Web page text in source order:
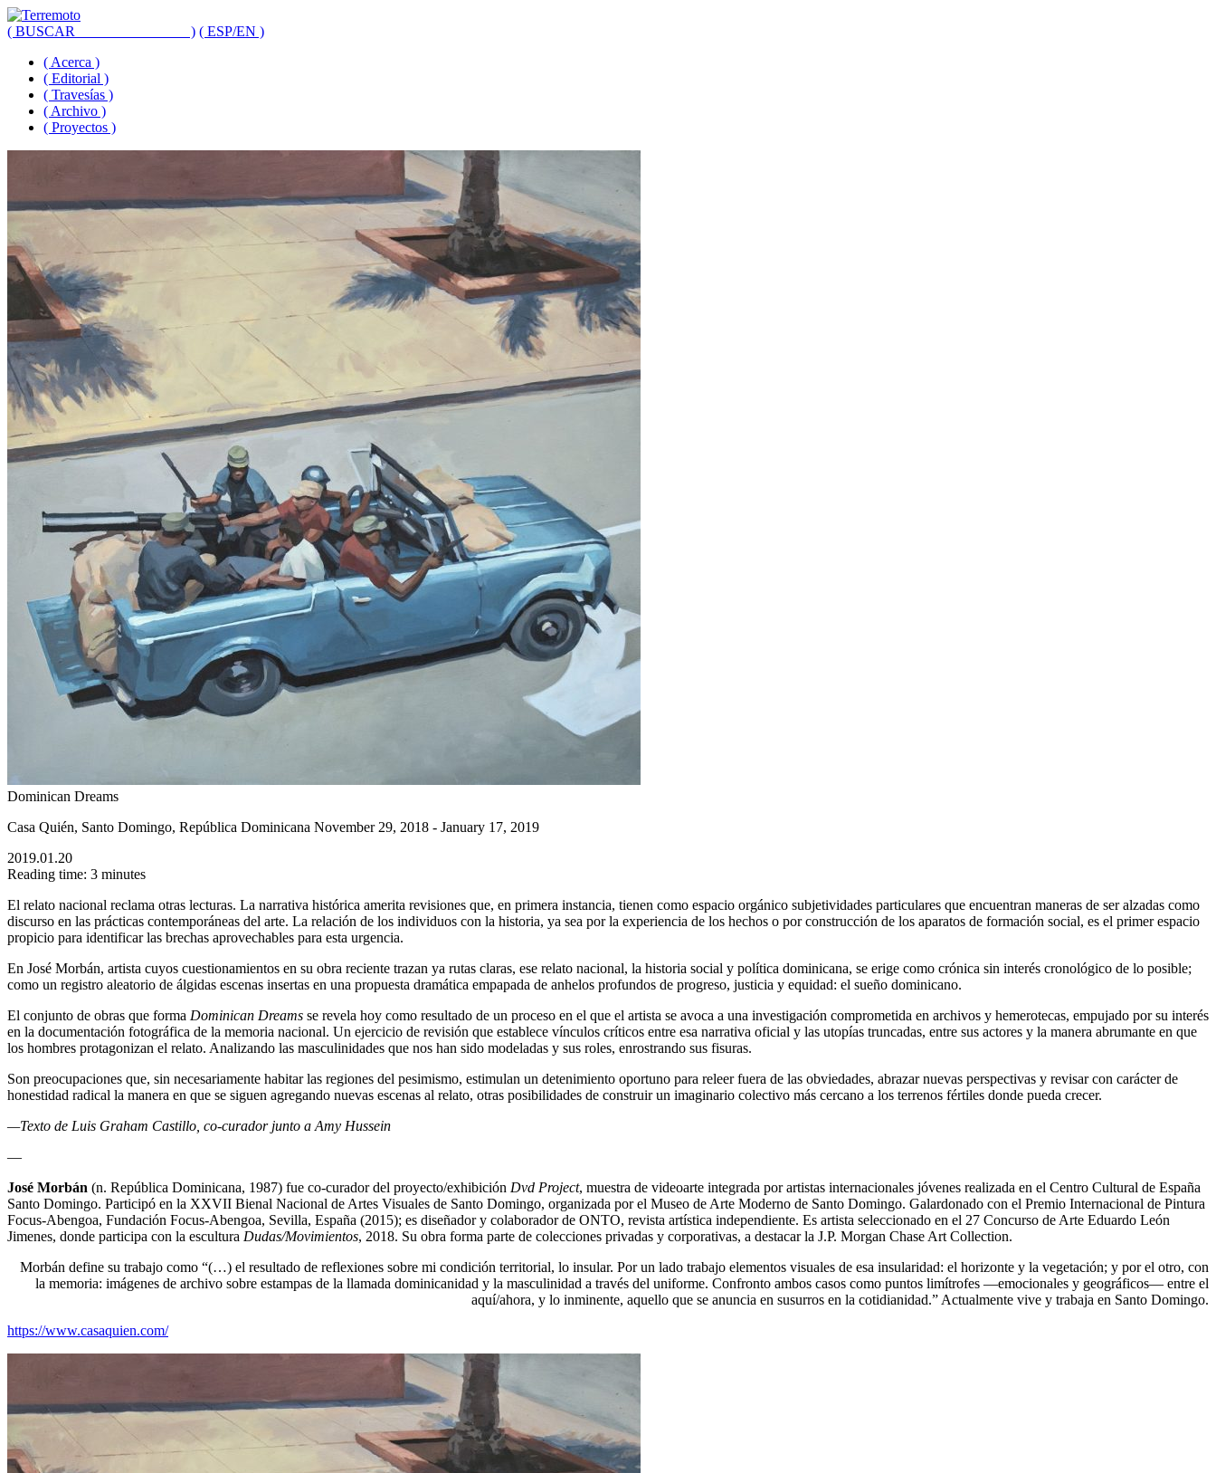
( BUSCAR _______________ ) ( ESP/EN )
( Acerca )
( Editorial )
( Travesías )
( Archivo )
( Proyectos )
Dominican Dreams
Casa Quién, Santo Domingo, República Dominicana November 29, 2018 - January 17, 2019
2019.01.20
Reading time: 3 minutes
El relato nacional reclama otras lecturas. La narrativa histórica amerita revisiones que, en primera instancia, tienen como espacio orgánico subjetividades particulares que encuentran maneras de ser alzadas como
discurso en las prácticas contemporáneas del arte. La relación de los individuos con la historia, ya sea por la experiencia de los hechos o por construcción de los aparatos de formación social, es el primer espacio
propicio para identificar las brechas aprovechables para esta urgencia.
En José Morbán, artista cuyos cuestionamientos en su obra reciente trazan ya rutas claras, ese relato nacional, la historia social y política dominicana, se erige como crónica sin interés cronológico de lo posible;
como un registro aleatorio de álgidas escenas insertas en una propuesta dramática empapada de anhelos profundos de progreso, justicia y equidad: el sueño dominicano.
El conjunto de obras que forma Dominican Dreams se revela hoy como resultado de un proceso en el que el artista se avoca a una investigación comprometida en archivos y hemerotecas, empujado por su interés
en la documentación fotográfica de la memoria nacional. Un ejercicio de revisión que establece vínculos críticos entre esa narrativa oficial y las utopías truncadas, entre sus actores y la manera abrumante en que
los hombres protagonizan el relato. Analizando las masculinidades que nos han sido modeladas y sus roles, enrostrando sus fisuras.
Son preocupaciones que, sin necesariamente habitar las regiones del pesimismo, estimulan un detenimiento oportuno para releer fuera de las obviedades, abrazar nuevas perspectivas y revisar con carácter de
honestidad radical la manera en que se siguen agregando nuevas escenas al relato, otras posibilidades de construir un imaginario colectivo más cercano a los terrenos fértiles donde pueda crecer.
—Texto de Luis Graham Castillo, co-curador junto a Amy Hussein
—
José Morbán (n. República Dominicana, 1987) fue co-curador del proyecto/exhibición Dvd Project, muestra de videoarte integrada por artistas internacionales jóvenes realizada en el Centro Cultural de España
Santo Domingo. Participó en la XXVII Bienal Nacional de Artes Visuales de Santo Domingo, organizada por el Museo de Arte Moderno de Santo Domingo. Galardonado con el Premio Internacional de Pintura
Focus-Abengoa, Fundación Focus-Abengoa, Sevilla, España (2015); es diseñador y colaborador de ONTO, revista artística independiente. Es artista seleccionado en el 27 Concurso de Arte Eduardo León
Jimenes, donde participa con la escultura Dudas/Movimientos, 2018. Su obra forma parte de colecciones privadas y corporativas, a destacar la J.P. Morgan Chase Art Collection.
Morbán define su trabajo como “(…) el resultado de reflexiones sobre mi condición territorial, lo insular. Por un lado trabajo elementos visuales de esa insularidad: el horizonte y la vegetación; y por el otro, con
la memoria: imágenes de archivo sobre estampas de la llamada dominicanidad y la masculinidad a través del uniforme. Confronto ambos casos como puntos limítrofes —emocionales y geográficos— entre el
aquí/ahora, y lo inminente, aquello que se anuncia en susurros en la cotidianidad.” Actualmente vive y trabaja en Santo Domingo.
https://www.casaquien.com/